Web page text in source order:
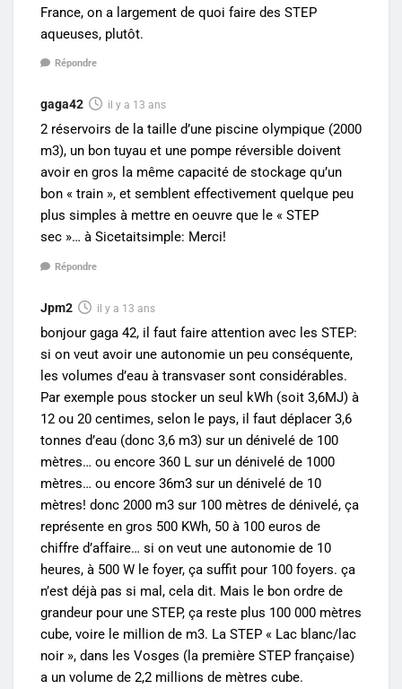
France, on a largement de quoi faire des STEP
aqueuses, plutôt.
Répondre
gaga42 il y a 13 ans
2 réservoirs de la taille d’une piscine olympique (2000
m3), un bon tuyau et une pompe réversible doivent
avoir en gros la même capacité de stockage qu’un
bon « train », et semblent effectivement quelque peu
plus simples à mettre en oeuvre que le « STEP
sec »… à Sicetaitsimple: Merci!
Répondre
Jpm2 il y a 13 ans
bonjour gaga 42, il faut faire attention avec les STEP:
si on veut avoir une autonomie un peu conséquente,
les volumes d’eau à transvaser sont considérables.
Par exemple pous stocker un seul kWh (soit 3,6MJ) à
12 ou 20 centimes, selon le pays, il faut déplacer 3,6
tonnes d’eau (donc 3,6 m3) sur un dénivelé de 100
mètres… ou encore 360 L sur un dénivelé de 1000
mètres… ou encore 36m3 sur un dénivelé de 10
mètres! donc 2000 m3 sur 100 mètres de dénivelé, ça
représente en gros 500 KWh, 50 à 100 euros de
chiffre d’affaire… si on veut une autonomie de 10
heures, à 500 W le foyer, ça suffit pour 100 foyers. ça
n’est déjà pas si mal, cela dit. Mais le bon ordre de
grandeur pour une STEP, ça reste plus 100 000 mètres
cube, voire le million de m3. La STEP « Lac blanc/lac
noir », dans les Vosges (la première STEP française)
a un volume de 2,2 millions de mètres cube.